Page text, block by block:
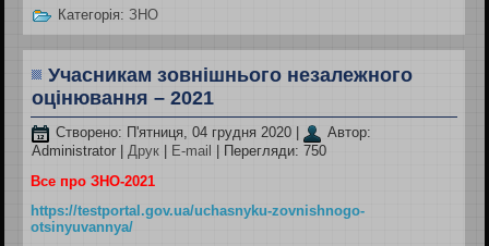
Категорія:ЗНО
Учасникам зовнішнього незалежного
оцінювання – 2021
Створено: П'ятниця, 04 грудня 2020
Автор:
Administrator
Друк E-mail
| Перегляди: 750
Все про ЗНО-2021
https://testportal.gov.ua/uchasnyku-zovnishnogo-
otsinyuvannya/